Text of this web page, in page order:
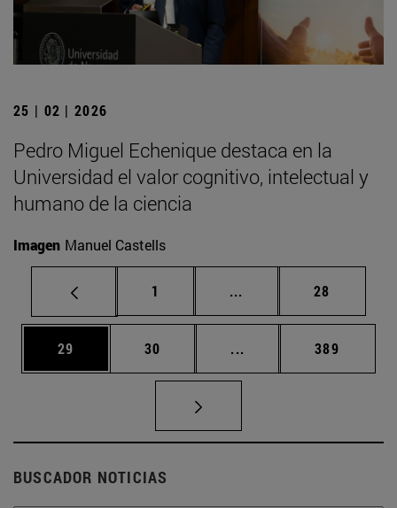
25 | 02 | 2026
Pedro Miguel Echenique destaca en la
Universidad el valor cognitivo, intelectual y
humano de la ciencia
Imagen Manuel Castells
Página
1 ... Páginas intermedias
Página
28
Página
29 Página
30 ... Páginas intermedias
Página
389
BUSCADOR NOTICIAS